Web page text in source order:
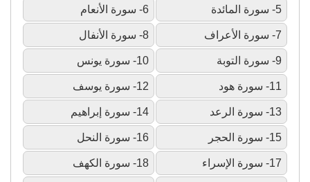
5- سورة المائدة 6- سورة الأنعام
7- سورة الأعراف 8- سورة الأنفال
9- سورة التوبة 10- سورة يونس
11- سورة هود 12- سورة يوسف
13- سورة الرعد 14- سورة إبراهيم
15- سورة الحجر 16- سورة النحل
17- سورة الإسراء 18- سورة الكهف